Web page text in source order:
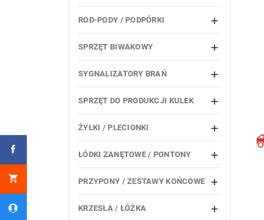
ROD-PODY / PODPÓRKI 
SPRZĘT BIWAKOWY 
SYGNALIZATORY BRAŃ 
SPRZĘT DO PRODUKCJI KULEK 
ŻYŁKI / PLECIONKI 
ŁÓDKI ZANĘTOWE / PONTONY 
PRZYPONY / ZESTAWY KOŃCOWE 
KRZESŁA / ŁÓŻKA 